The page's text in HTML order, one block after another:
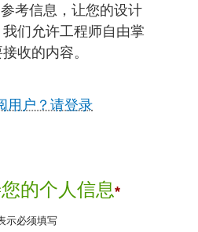
考信息，让您的设计
们允许工程师自由掌
收的内容。
用户？请登录
的个人信息*
示必须填写